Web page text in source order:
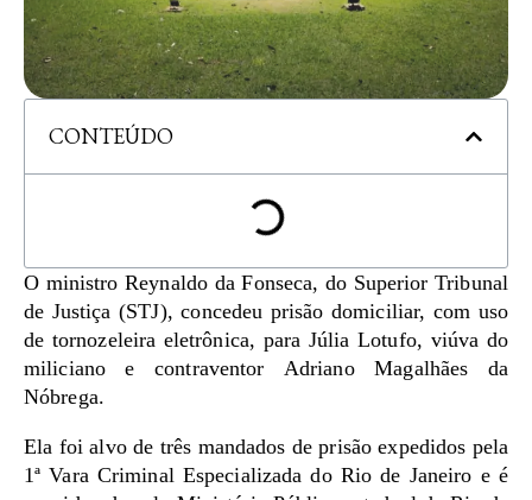
CONTEÚDO
O ministro Reynaldo da Fonseca, do Superior Tribunal
de Justiça (STJ), concedeu prisão domiciliar, com uso
de tornozeleira eletrônica, para Júlia Lotufo, viúva do
miliciano e contraventor Adriano Magalhães da
Nóbrega.
Ela foi alvo de três mandados de prisão expedidos pela
1ª Vara Criminal Especializada do Rio de Janeiro e é